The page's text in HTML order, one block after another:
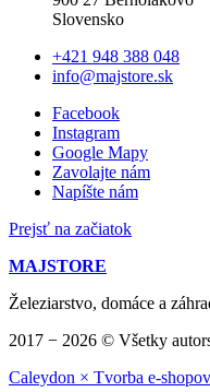
Slovensko
+421 948 388 048
info@majstore.sk
Facebook
Instagram
Google Mapy
Zavolajte nám
Napíšte nám
Prejsť na začiatok
MAJSTORE
Železiarstvo, domáce a
2017 − 2026 © Všetky
Caleydon × Tvorba e-